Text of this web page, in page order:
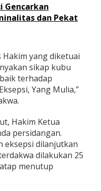
Gencarkan
dan Pekat
yang diketuai
sikap kubu
terhadap
Yang Mulia,”
Hakim Ketua
persidangan.
eksepsi dilanjutkan
dilakukan 25
menutup